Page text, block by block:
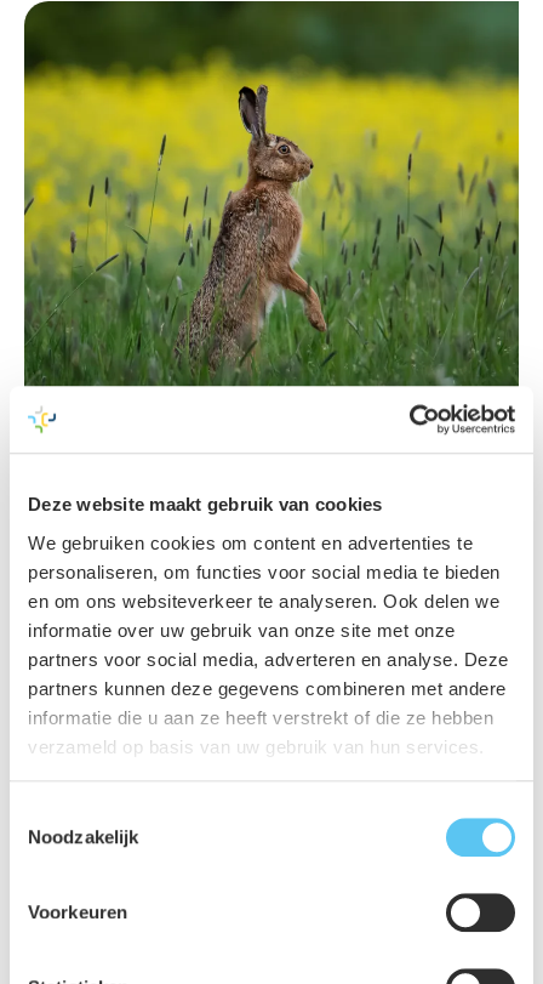
Deze website maakt gebruik van cookies
We gebruiken cookies om content en advertenties te
personaliseren, om functies voor social media te bieden
en om ons websiteverkeer te analyseren. Ook delen we
informatie over uw gebruik van onze site met onze
partners voor social media, adverteren en analyse. Deze
partners kunnen deze gegevens combineren met andere
informatie die u aan ze heeft verstrekt of die ze hebben
verzameld op basis van uw gebruik van hun services.
Noodzakelijk
Voorkeuren
Handig instrument met oog op de
Landschap op de Kaart is niet alleen waardevol voor de
gemeente Ede zelf. De atlas biedt ook waardevolle
informatie aan bijvoorbeeld projectontwikkelaars of
inwoners die willen bouwen in het landelijk gebied. Met
behulp van de atlas kunnen ze in hun plannen gericht
rekening houden met de kwaliteit van het landschap en de
vergunningstraject, zeker als straks met de Omgevingswet
de switch gemaakt wordt naar een integrale benadering
Ook de basiskwaliteit van het landelijke